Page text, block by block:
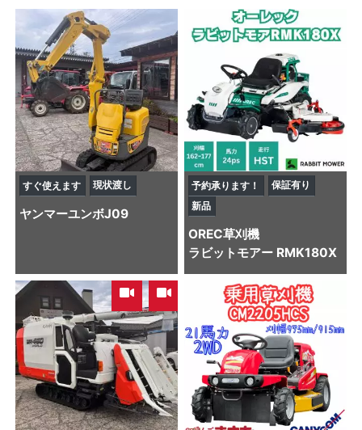
すぐ使えます 現状渡し
ヤンマーユンボJ09
予約承ります！
保証有り
新品
OREC草刈機
ラビットモアー RMK180X
,